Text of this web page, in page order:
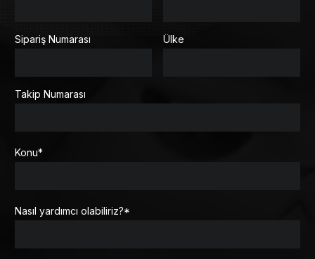
Sipariş Numarası Ülke
Takip Numarası
Konu*
Nasıl yardımcı olabiliriz?*